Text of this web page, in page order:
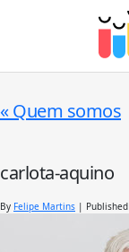
«Quem somos
carlota-aquino
By Felipe Martins | Published